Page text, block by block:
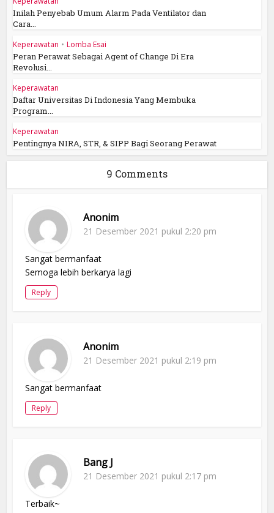
Inilah Penyebab Umum Alarm Pada Ventilator dan
Cara...
Keperawatan • Lomba Esai
Peran Perawat Sebagai Agent of Change Di Era
Revolusi...
Keperawatan
Daftar Universitas Di Indonesia Yang Membuka
Program...
Keperawatan
Pentingnya NIRA, STR, & SIPP Bagi Seorang Perawat
9 Comments
Anonim
21 Desember 2021 pukul 2:20 pm
Sangat bermanfaat
Semoga lebih berkarya lagi
Reply
Anonim
21 Desember 2021 pukul 2:19 pm
Sangat bermanfaat
Reply
Bang J
21 Desember 2021 pukul 2:17 pm
Terbaik~